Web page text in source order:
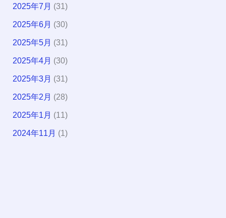
2025年7月 (31)
2025年6月 (30)
2025年5月 (31)
2025年4月 (30)
2025年3月 (31)
2025年2月 (28)
2025年1月 (11)
2024年11月 (1)